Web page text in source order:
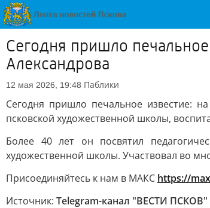
Сегодня пришло
Александрова
12 мая 2026, 19:48 Паблики
Сегодня пришло печальное известие:
псковской художественной школы,
Более 40 лет он посвятил
художественной школы. Участвовал во
Присоединяйтесь к нам в МАКС https://
Источник: Telegram-канал "ВЕСТИ ПСКОВ"